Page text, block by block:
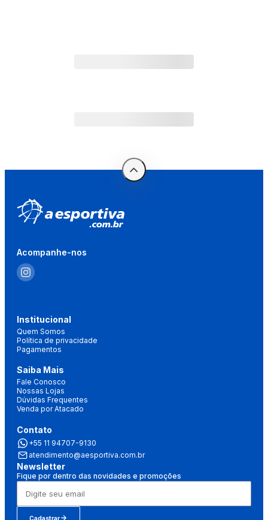
Acompanhe-nos
Institucional
Quem Somos
Política de privacidade
Pagamentos
Saiba Mais
Fale Conosco
Nossas Lojas
Dúvidas Frequentes
Venda por Atacado
Contato
+55 11 94707-9130
atendimento@aesportiva.com.br
Newsletter
Fique por dentro das novidades e promoções
Cadastrar